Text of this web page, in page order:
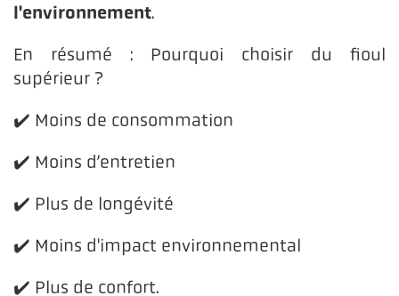
l'environnement.
En résumé : Pourquoi choisir du fioul
supérieur ?
✔️ Moins de consommation
✔️ Moins d’entretien
✔️ Plus de longévité
✔️ Moins d'impact environnemental
✔️ Plus de confort.